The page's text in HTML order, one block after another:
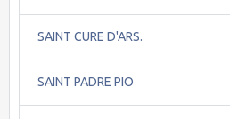
SAINT CURE D'ARS.
SAINT PADRE PIO